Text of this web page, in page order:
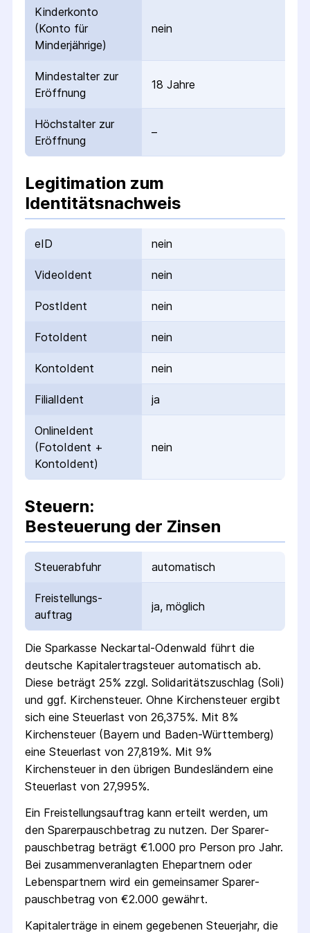
Kinderkonto
(Konto für
Minderjährige)
nein
Mindestalter zur
Eröffnung
18 Jahre
Höchstalter zur
Eröffnung
–
Legitimation zum
Identitätsnachweis
eID nein
VideoIdent nein
PostIdent nein
FotoIdent nein
KontoIdent nein
FilialIdent ja
OnlineIdent
(FotoIdent +
KontoIdent)
nein
Steuern:
Besteuerung der Zinsen
Steuerabfuhr automatisch
Freistellungs­
auftrag
ja, möglich
Die Sparkasse Neckartal-Odenwald führt die
deutsche Kapital­ertrag­steuer automatisch ab.
Diese beträgt 25% zzgl. Solidaritäts­zuschlag (Soli)
und ggf. Kirchensteuer. Ohne Kirchensteuer ergibt
sich eine Steuerlast von 26,375%. Mit 8%
Kirchensteuer (Bayern und Baden-Württemberg)
eine Steuerlast von 27,819%. Mit 9%
Kirchensteuer in den übrigen Bundesländern eine
Steuerlast von 27,995%.
Ein Freistellungs­auftrag kann erteilt werden, um
den Sparer­pausch­betrag zu nutzen. Der Sparer­
pausch­betrag beträgt €1.000 pro Person pro Jahr.
Bei zusammenveranlagten Ehepartnern oder
Lebenspartnern wird ein gemeinsamer Sparer­
pausch­betrag von €2.000 gewährt.
Kapitalerträge in einem gegebenen Steuerjahr, die